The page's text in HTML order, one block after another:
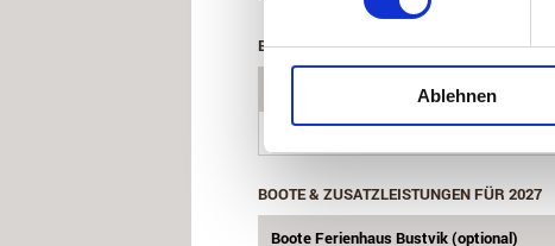
Ablehnen
BOOTE & ZUSATZLEISTUNGEN FÜR 2026
Boote Ferienhaus Bustvik (optional)
1 x Aluboot 19 Fuß/60 PS und 1x 21
BOOTE & ZUSATZLEISTUNGEN FÜR 2027
Boote Ferienhaus Bustvik (optional)